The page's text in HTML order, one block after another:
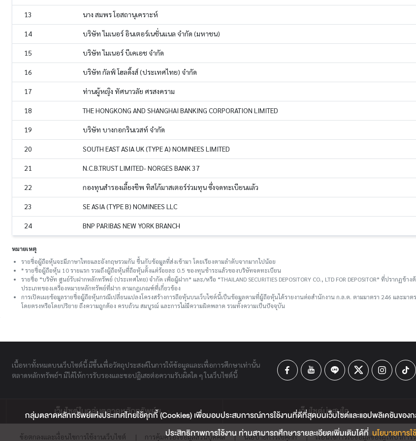
13 นาง สมพร โอสถานุเคราะห์
14 บริษัท ไมเนอร์ อินเตอร์เนชั่นแนล จำกัด (มหาชน)
15 บริษัท ไมเนอร์ บีเคเอช จำกัด
16 บริษัท กัลฟ์ โฮลดิ้งส์ (ประเทศไทย) จำกัด
17 ท่านผู้หญิง ทัศนาวลัย ศรสงคราม
18 THE HONGKONG AND SHANGHAI BANKING CORPORATION LIMITED
19 บริษัท บางกอกรินเวสท์ จำกัด
20 SOUTH EAST ASIA UK (TYPE A) NOMINEES LIMITED
21 N.C.B.TRUST LIMITED- NORGES BANK 37
22 กองทุนสำรองเลี้ยงชีพ ทิสโก้มาสเตอร์ร่วมทุน ซึ่งจดทะเบียนแล้ว
23 SE ASIA (TYPE B) NOMINEES LLC
24 BNP PARIBAS NEW YORK BRANCH
หมายเหตุ
รายชื่อผู้ถือหุ้นจะมีภาษาไทยและอังกฤษรวมกัน ขึ้นกับข้อมูลที่ส่งเข้ามา โดยเรียงตามลำดับจากมากไปน้อย
* รายชื่อผู้ถือหุ้น 10 รายแรก รวมถึงผู้ถือหุ้นที่ถือหุ้นตั้งแต่ร้อยละ 0.5 ของทุนชําระแล้วของบริษัทจดทะเบียน
รายชื่อ “บริษัท ศูนย์รับฝากหลักทรัพย์ (ประเทศไทย) จำกัด เพื่อผู้ฝาก” และ/หรือ “THAILAND SECURITIES DEPOSITORY CO., LTD FOR DEPOSITOR” ที่ปรา
ประเภทของเครื่องหมายหลักทรัพย์ที่ฝาก ตามกฎเกณฑ์ที่เกี่ยวข้อง
การเปิดเผยข้อมูลรายชื่อผู้ถือหุ้นกรณีเปลี่ยนแปลงโครงสร้างการถือหุ้นบนเว็บไซต์นี้เป็นข้อมูลตามที่ผู้ถือหุ้นได้รายงานต่อสำนักงาน ก.ล.ต. ตามมาตรา 246 และมา
โดยตรงหรือโดยปริยาย ถึงความถูกต้อง ครบถ้วน สมบูรณ์ และการไม่มีความผิดพลาด รวมทั้งความเป็นปัจจุบัน
เนื้อหาทั้งหมดบนเว็บไซต์นี้ มีขึ้นเพื่อวัตถุประสงค์ในการให้ข้อมูลและเพื่อการศึกษาเท่านั้น
ตลาดหลักทรัพย์ฯ มิได้ให้การรับรองและขอปฏิเสธต่อความรับผิดใด ๆ ในเว็บไซต์นี้
เว็บไซต์ในกลุ่มตลาดหลักทรัพย์ฯ เว็บไซต์น่าสนใจ
ข้อตกลงและเงื่อนไขการใช้งานเว็บไซต์ | การคุ้มครองข้อมูลส่วนบุคคล | นโยบายการใช้คุกกี้ | เงื่อนไขการใช้ข้อมูลของผู้ให้บริการ
กลุ่มตลาดหลักทรัพย์แห่งประเทศไทยใช้คุกกี้ (Cookies) เพื่อมอบประสบการณ์การใช้งานที่ดีที่สุดบนเว็บไซต์และแอปพลิเคชันขอ
ประสิทธิภาพการใช้งาน ท่านสามารถศึกษารายละเอียดเพิ่มเติมได้ที่นโยบายการ